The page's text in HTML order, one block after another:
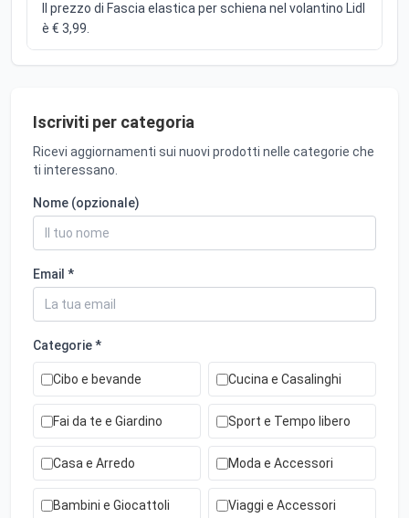
Il prezzo di Fascia elastica per schiena nel volantino Lidl
è € 3,99.
Iscriviti per categoria
Ricevi aggiornamenti sui nuovi prodotti nelle categorie che
ti interessano.
Nome (opzionale)
Email *
Categorie *
Cibo e bevande Cucina e Casalinghi
Fai da te e Giardino Sport e Tempo libero
Casa e Arredo Moda e Accessori
Bambini e Giocattoli Viaggi e Accessori